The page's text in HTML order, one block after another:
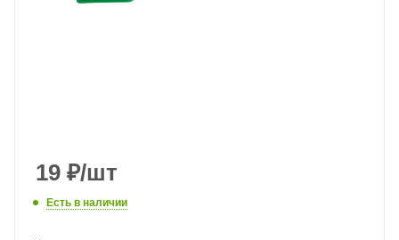
19 ₽/шт
Есть в наличии